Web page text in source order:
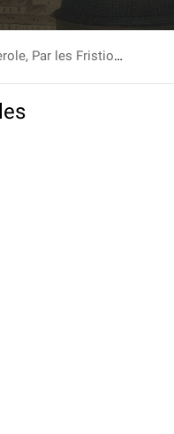
Methode pour traiter La Verole, Par les Fristions et par les Sueurs. ...